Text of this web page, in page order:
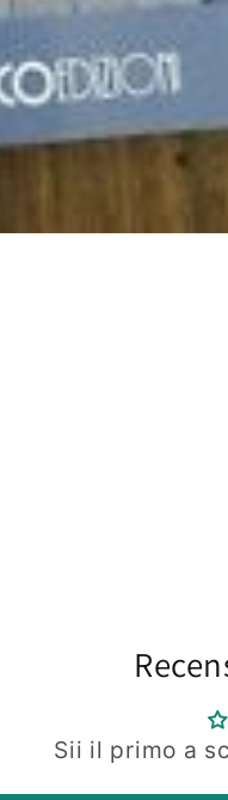
Sii il primo a